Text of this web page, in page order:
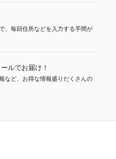
、毎回住所などを入力する手間が
ルでお届け！
など、お得な情報盛りだくさんの